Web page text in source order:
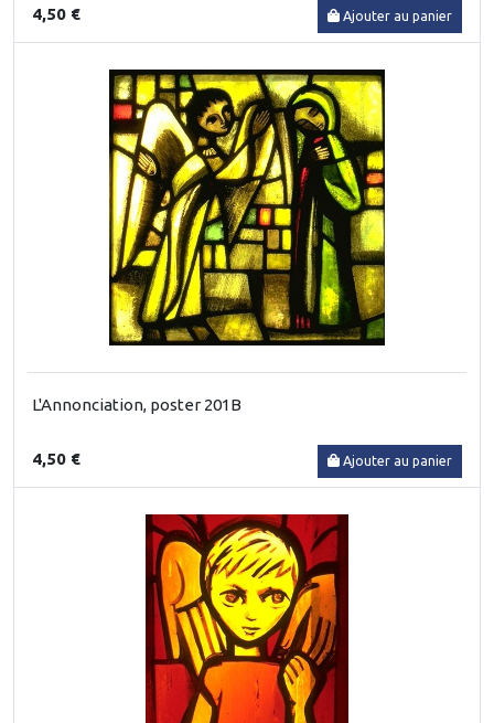
4,50 € Ajouter au panier
L'Annonciation, poster 201B
4,50 € Ajouter au panier